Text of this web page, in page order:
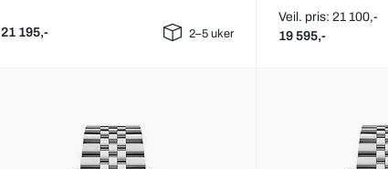
21 195,- 2–5 uker
Veil. pris: 21 100,-
19 595,-